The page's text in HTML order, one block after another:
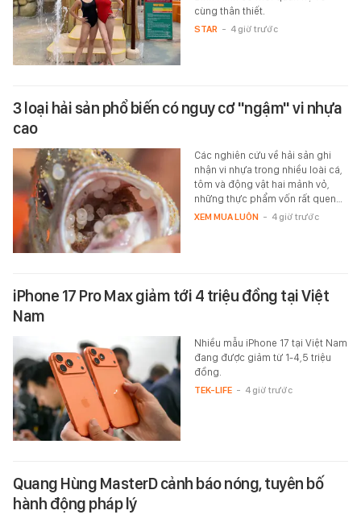
cùng thân thiết.
STAR - 4 giờ trước
3 loại hải sản phổ biến có nguy cơ "ngậm" vi nhựa
cao
Các nghiên cứu về hải sản ghi
nhận vi nhựa trong nhiều loài cá,
tôm và động vật hai mảnh vỏ,
những thực phẩm vốn rất quen…
XEM MUA LUÔN - 4 giờ trước
iPhone 17 Pro Max giảm tới 4 triệu đồng tại Việt
Nam
Nhiều mẫu iPhone 17 tại Việt Nam
đang được giảm từ 1-4,5 triệu
đồng.
TEK-LIFE - 4 giờ trước
Quang Hùng MasterD cảnh báo nóng, tuyên bố
hành động pháp lý